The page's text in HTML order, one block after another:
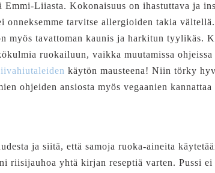
Liiasta. Kokonaisuus on ihastuttava ja
onneksemme tarvitse allergioiden takia
myös tavattoman kaunis ja harkitun tyylikäs.
ruokailuun, vaikka muutamissa
käytön mausteena! Niin törky
ohjeiden ansiosta myös vegaanien
ja siitä, että samoja ruoka-aineita
riisijauhoa yhtä kirjan reseptiä varten. Pussi ei